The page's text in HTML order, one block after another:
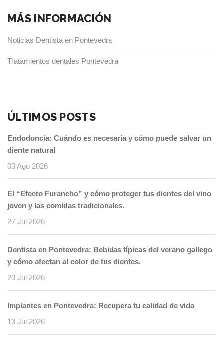
MÁS INFORMACIÓN
Noticias Dentista en Pontevedra
Tratamientos dentales Pontevedra
ÚLTIMOS POSTS
Endodoncia: Cuándo es necesaria y cómo puede salvar un
diente natural
03 Ago 2026
El “Efecto Furancho” y cómo proteger tus dientes del vino
joven y las comidas tradicionales.
27 Jul 2026
Dentista en Pontevedra: Bebidas típicas del verano gallego
y cómo afectan al color de tus dientes.
20 Jul 2026
Implantes en Pontevedra: Recupera tu calidad de vida
13 Jul 2026